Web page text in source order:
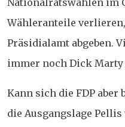
Nationalratswahlen im
Wähleranteile
Präsidialamt abgeben.
immer noch Dick Marty
Kann sich die FDP aber
die Ausgangslage